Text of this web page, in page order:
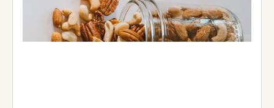
保健食品